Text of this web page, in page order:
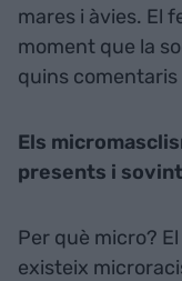
mares i àvies. El
moment que la
quins
Els
presents i
Per què micro?
existeix